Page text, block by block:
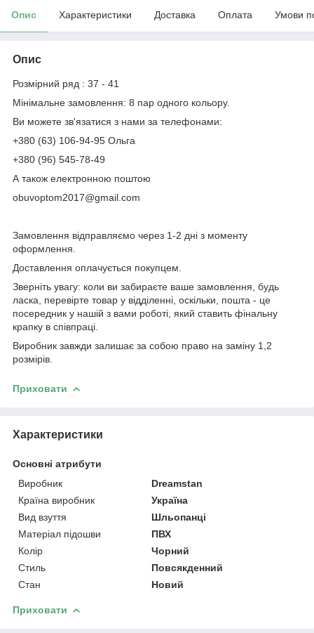
Опис Характеристики Доставка Оплата Умови
Опис
Розмірний ряд : 37 - 41
Мінімальне замовлення: 8 пар одного кольору.
Ви можете зв'язатися з нами за телефонами:
+380 (63) 106-94-95 Ольга
+380 (96) 545-78-49
А також електронною поштою
obuvoptom2017@gmail.com
Замовлення відправляємо через 1-2 дні з моменту
оформлення.
Доставлення оплачується покупцем.
Зверніть увагу: коли ви забираєте ваше замовлення, будь
ласка, перевірте товар у відділенні, оскільки, пошта - це
посередник у нашій з вами роботі, який ставить фінальну
крапку в співпраці.
Виробник завжди залишає за собою право на заміну 1,2
розмірів.
Приховати
Характеристики
Основні атрибути
Виробник
Dreamstan
Країна виробник
Україна
Вид взуття
Шльопанці
Матеріал підошви
ПВХ
Колір
Чорний
Стиль
Повсякденний
Стан
Новий
Приховати